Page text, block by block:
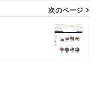
次のページ